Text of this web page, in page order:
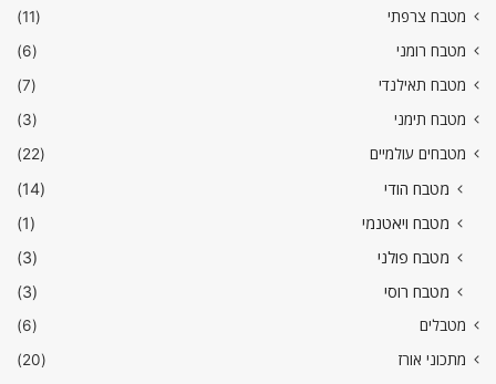
מטבח צרפתי
(11)
מטבח רומני
(6)
מטבח תאילנדי
(7)
מטבח תימני
(3)
מטבחים עולמיים
(22)
מטבח הודי
(14)
מטבח ויאטנמי
(1)
מטבח פולני
(3)
מטבח רוסי
(3)
מטבלים
(6)
מתכוני אורז
(20)